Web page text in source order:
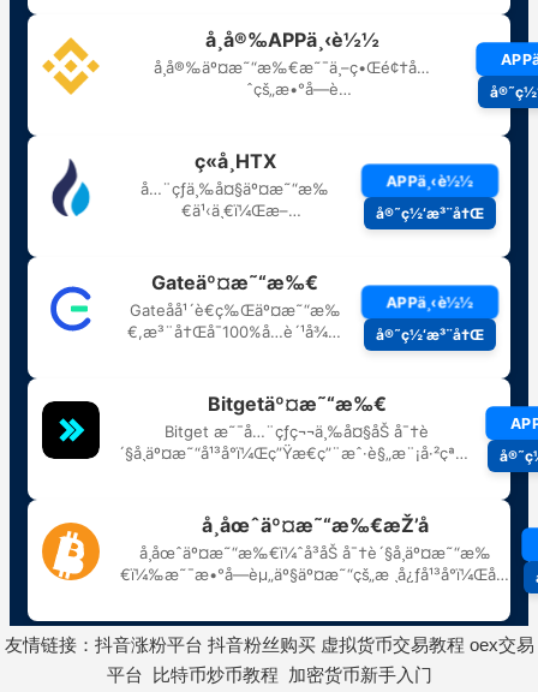
友情链接： 抖音涨粉平台 抖音粉丝购买 虚拟货币交易教程 oex交易
平台
比特币炒币教程 加密货币新手入门